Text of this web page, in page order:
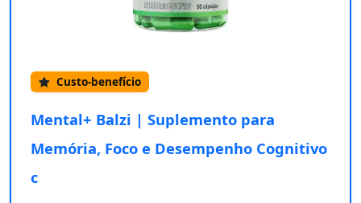
Custo-benefício
Mental+ Balzi | Suplemento para
Memória, Foco e Desempenho Cognitivo
c